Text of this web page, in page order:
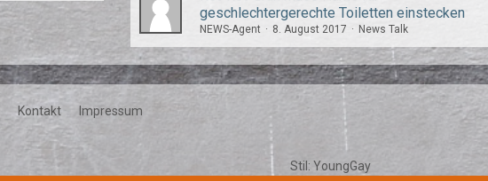
geschlechtergerechte Toiletten einstecken
NEWS-Agent 8. August 2017 News Talk
Kontakt Impressum
Stil: YoungGay